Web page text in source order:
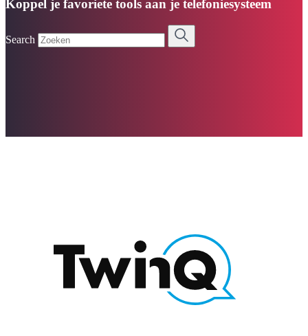
Koppel je favoriete tools aan je telefoniesysteem
Search